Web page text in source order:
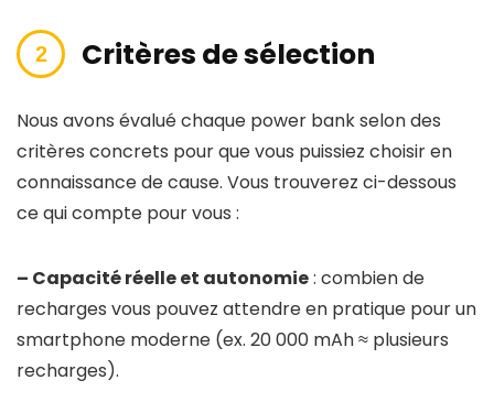
Critères de sélection
Nous avons évalué chaque power bank selon des
critères concrets pour que vous puissiez choisir en
connaissance de cause. Vous trouverez ci-dessous
ce qui compte pour vous :
– Capacité réelle et autonomie: combien de
recharges vous pouvez attendre en pratique pour un
smartphone moderne (ex. 20 000 mAh ≈ plusieurs
recharges).